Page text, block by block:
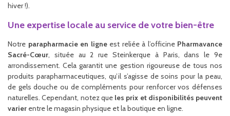
hiver !).
Une expertise locale au service de votre bien-être
Notre parapharmacie en ligneest reliée à l’officine Pharmavance
Sacré-Cœur, située au 2 rue Steinkerque à Paris, dans le 9e
arrondissement. Cela garantit une gestion rigoureuse de tous nos
produits parapharmaceutiques, qu’il s’agisse de soins pour la peau,
de gels douche ou de compléments pour renforcer vos défenses
naturelles. Cependant, notez que les prix et disponibilités peuvent
varier entre le magasin physique et la boutique en ligne.